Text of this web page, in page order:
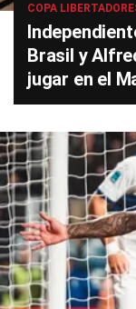
COPA
Brasil y
jugar en el